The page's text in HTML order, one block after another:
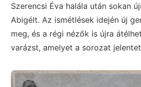
Szerencsi Éva halála után sokan
Abigélt. Az ismétlések idején új
meg, és a régi nézők is újra
varázst, amelyet a sorozat